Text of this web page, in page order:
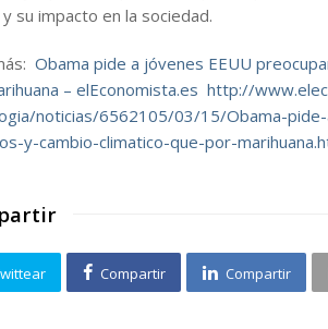
su impacto en la sociedad.
Obama pide a jóvenes EEUU
– elEconomista.es http://
noticias/6562105/03/15/Obama-
y-cambio-climatico-que-por-
Compartir Compartir